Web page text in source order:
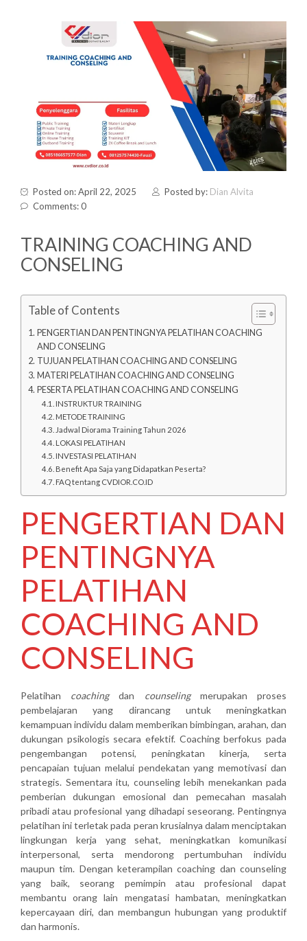
Posted on: April 22, 2025 Posted by: Dian Alvita
Comments: 0
TRAINING COACHING AND
CONSELING
Table of Contents
PENGERTIAN DAN PENTINGNYA PELATIHAN COACHING
AND CONSELING
TUJUAN PELATIHAN COACHING AND CONSELING
MATERI PELATIHAN COACHING AND CONSELING
PESERTA PELATIHAN COACHING AND CONSELING
INSTRUKTUR TRAINING
METODE TRAINING
Jadwal Diorama Training Tahun 2026
LOKASI PELATIHAN
INVESTASI PELATIHAN
Benefit Apa Saja yang Didapatkan Peserta?
FAQ tentang CVDIOR.CO.ID
PENGERTIAN DAN
PENTINGNYA
PELATIHAN
COACHING AND
CONSELING
Pelatihan coachingdan counselingmerupakan proses
pembelajaran yang dirancang untuk meningkatkan
kemampuan individu dalam memberikan bimbingan, arahan, dan
dukungan psikologis secara efektif. Coaching berfokus pada
pengembangan potensi, peningkatan kinerja, serta
pencapaian tujuan melalui pendekatan yang memotivasi dan
strategis. Sementara itu, counseling lebih menekankan pada
pemberian dukungan emosional dan pemecahan masalah
pribadi atau profesional yang dihadapi seseorang. Pentingnya
pelatihan ini terletak pada peran krusialnya dalam menciptakan
lingkungan kerja yang sehat, meningkatkan komunikasi
interpersonal, serta mendorong pertumbuhan individu
maupun tim. Dengan keterampilan coaching dan counseling
yang baik, seorang pemimpin atau profesional dapat
membantu orang lain mengatasi hambatan, meningkatkan
kepercayaan diri, dan membangun hubungan yang produktif
dan harmonis.